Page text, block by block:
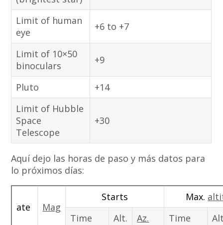
Limit of human
eye
+6 to +7
Limit of 10×50
binoculars
+9
Pluto
+14
Limit of Hubble
Space
Telescope
+30
Aquí dejo las horas de paso y más datos para
lo próximos días:
ate Mag
Starts Max.
Time
Alt. Az. Time